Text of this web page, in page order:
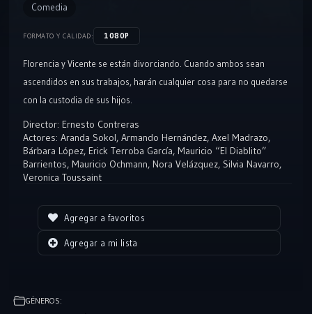
Comedia
FORMATO Y CALIDAD: 1080P
Florencia y Vicente se están divorciando. Cuando ambos sean
ascendidos en sus trabajos, harán cualquier cosa para no quedarse
con la custodia de sus hijos.
Director: Ernesto Contreras
Actores: Aranda Sokol, Armando Hernández, Axel Madrazo,
Bárbara López, Erick Terroba García, Mauricio “El Diablito”
Barrientos, Mauricio Ochmann, Nora Velázquez, Silvia Navarro,
Veronica Toussaint
Agregar a favoritos
Agregar a mi lista
GÉNEROS: